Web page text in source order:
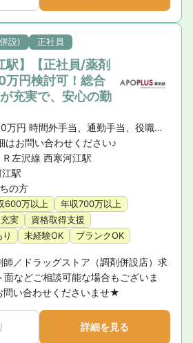
設) 正社員
駅】【正社員/薬剤
円検討可！総合
充実で、安心の勤
年収440万円〜700万円 時間外手当、通勤手当、役職手当、家族手当
はお問い合わせください♪
左沢線 西寒河江駅
江駅
の方
600万以上
年収700万以上
実
資格取得支援
未経験OK ブランクOK
／ドラッグストア（調剤併設店）求
などご相談可能な場合もございま
問い合わせくださいませ★
詳細を見る